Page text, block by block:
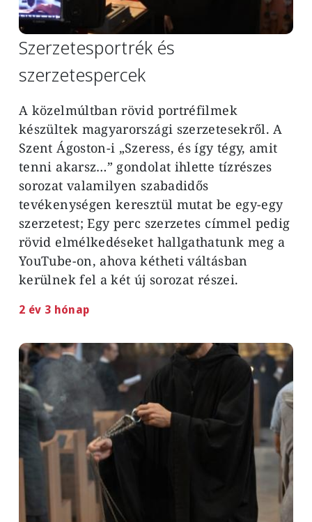
Szerzetesportrék és
szerzetespercek
A közelmúltban rövid portréfilmek
készültek magyarországi szerzetesekről. A
Szent Ágoston-i „Szeress, és így tégy, amit
tenni akarsz…” gondolat ihlette tízrészes
sorozat valamilyen szabadidős
tevékenységen keresztül mutat be egy-egy
szerzetest; Egy perc szerzetes címmel pedig
rövid elmélkedéseket hallgathatunk meg a
YouTube-on, ahova kétheti váltásban
kerülnek fel a két új sorozat részei.
2 év 3 hónap
Image